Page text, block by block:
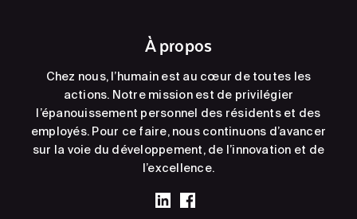
À propos
Chez nous, l’humain est au cœur de toutes les
actions. Notre mission est de privilégier
l’épanouissement personnel des résidents et des
employés. Pour ce faire, nous continuons d’avancer
sur la voie du développement, de l’innovation et de
l’excellence.